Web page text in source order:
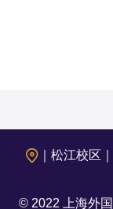
｜松江校区
© 2022 上海外